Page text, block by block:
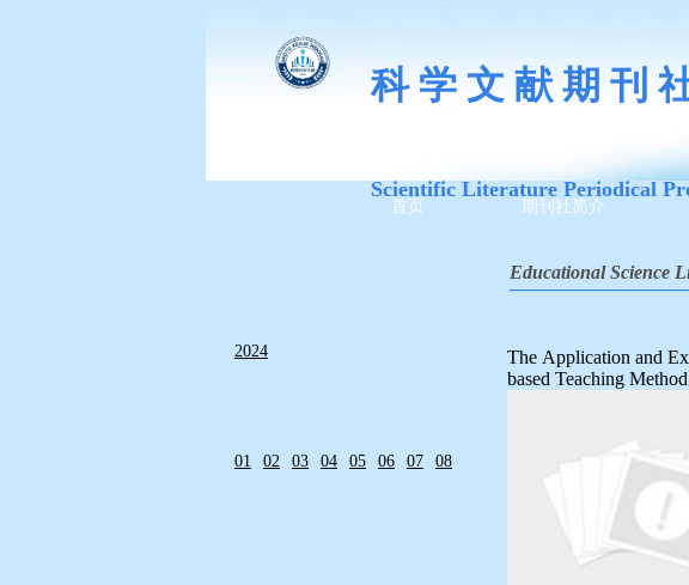
首页 期刊社简介
科 学 文 献 期 刊
Scientific Literature Periodical
Educational Science
2024
01 02 03 04 05 06 07 08
The Application and
based Teaching